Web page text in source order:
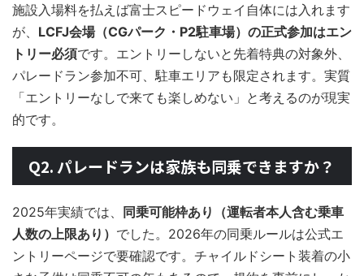
施設入場料を払えば富士スピードウェイ自体には入れます
が、 LCFJ会場（CGパーク・P2駐車場）の正式参加はエン
トリー必須です。エントリーしないと先着特典の対象外、
パレードラン参加不可、駐車エリアも限定されます。実質
「エントリーなしで来ても楽しめない」と考えるのが現実
的です。
Q2. パレードランは家族も同乗できますか？
2025年実績では、 同乗可能枠あり（運転者本人含む乗車
人数の上限あり） でした。2026年の同乗ルールは公式エ
ントリーページで要確認です。チャイルドシート装着の小